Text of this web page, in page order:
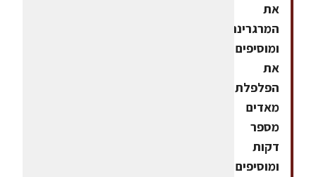
את
המרגרינה
ומוסיפים
את
הפלפלת,
מאדים
מספר
דקות
ומוסיפים